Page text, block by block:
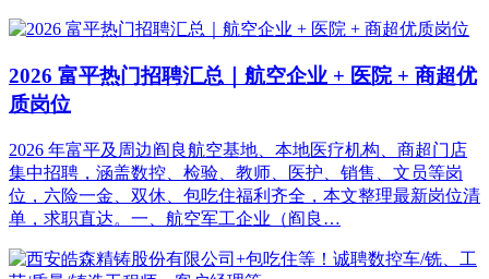
2026 富平热门招聘汇总｜航空企业 + 医院 + 商超优
质岗位
2026 年富平及周边阎良航空基地、本地医疗机构、商超门店
集中招聘，涵盖数控、检验、教师、医护、销售、文员等岗
位，六险一金、双休、包吃住福利齐全，本文整理最新岗位清
单，求职直达。一、航空军工企业（阎良…